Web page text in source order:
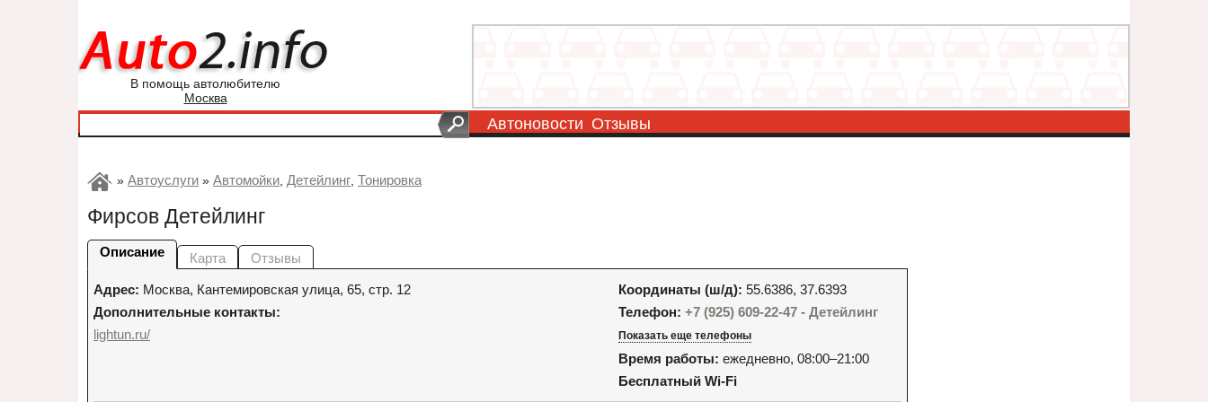
В помощь автолюбителю
Москва
Автоновости Отзывы
» Автоуслуги » Автомойки, Детейлинг, Тонировка
Фирсов Детейлинг
Описание Карта Отзывы
Адрес: Москва, Кантемировская улица, 65, стр. 12
Дополнительные контакты:
lightun.ru/
Координаты (ш/д): 55.6386, 37.6393
Телефон: +7 (925) 609-22-47 - Детейлинг
Показать еще телефоны
Время работы: ежедневно, 08:00–21:00
Бесплатный Wi-Fi